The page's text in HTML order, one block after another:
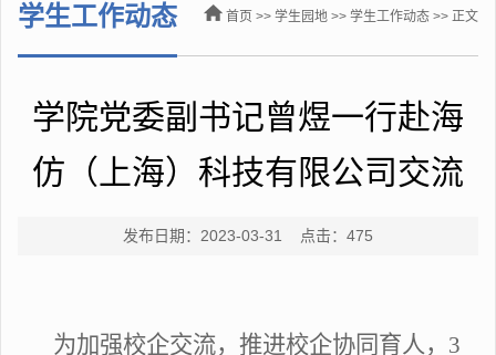
学生工作动态 首页 >> 学生园地 >> 学生工作动态 >> 正文
学院党委副书记曾煜一行赴海
仿（上海）科技有限公司交流
发布日期：2023-03-31 点击： 475
为加强校企交流，推进校企协同育人， 3